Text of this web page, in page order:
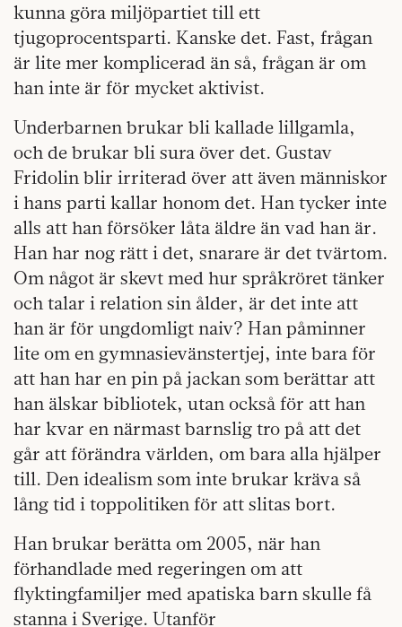
kunna göra miljöpartiet till ett
tjugoprocentsparti. Kanske det. Fast, frågan
är lite mer komplicerad än så, frågan är om
han inte är för mycket aktivist.
Underbarnen brukar bli kallade lillgamla,
och de brukar bli sura över det. Gustav
Fridolin blir irriterad över att även människor
i hans parti kallar honom det. Han tycker inte
alls att han försöker låta äldre än vad han är.
Han har nog rätt i det, snarare är det tvärtom.
Om något är skevt med hur språkröret tänker
och talar i relation sin ålder, är det inte att
han är för ungdomligt naiv? Han påminner
lite om en gymnasievänstertjej, inte bara för
att han har en pin på jackan som berättar att
han älskar bibliotek, utan också för att han
har kvar en närmast barnslig tro på att det
går att förändra världen, om bara alla hjälper
till. Den idealism som inte brukar kräva så
lång tid i toppolitiken för att slitas bort.
Han brukar berätta om 2005, när han
förhandlade med regeringen om att
flyktingfamiljer med apatiska barn skulle få
stanna i Sverige. Utanför